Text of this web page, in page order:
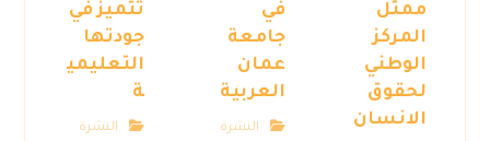
ممثل
المركز
الوطني
لحقوق
الانسان
في
جامعة
عمان
العربية
النشرة
تتميز في
جودتها
التعليمي
ة
النشرة